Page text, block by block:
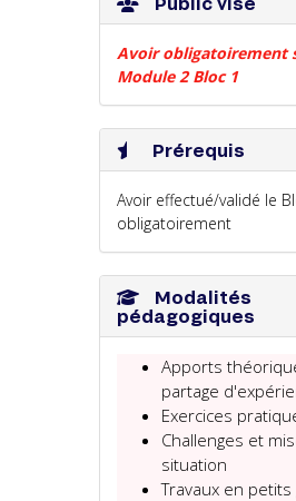
Avoir obligatoirement
Module 2 Bloc 1
Prérequis
Avoir effectué/validé le
obligatoirement
Modalités
pédagogiques
Apports
partage
Exercices
Challenges et
situation
Travaux en